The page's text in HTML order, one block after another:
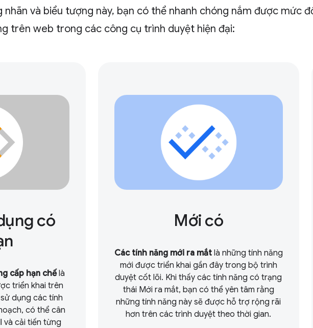
nhãn và biểu tượng này, bạn có thể nhanh chóng nắm được mức
trên web trong các công cụ trình duyệt hiện đại:
có
cấp hạn chếlà
triển khai trên
dụng các tính
có thể cân
và cải tiến từng
Mới có
Các tính năng mới ra mắtlà những tính năng
mới được triển khai gần đây trong bộ trình
duyệt cốt lõi. Khi thấy các tính năng có trạng
thái Mới ra mắt, bạn có thể yên tâm rằng
những tính năng này sẽ được hỗ trợ rộng rãi
hơn trên các trình duyệt theo thời gian.